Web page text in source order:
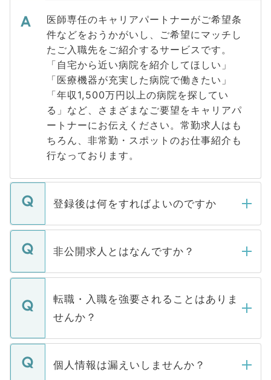
医師専任のキャリアパートナーがご希望条
件などをおうかがいし、ご希望にマッチし
たご入職先をご紹介するサービスです。
「自宅から近い病院を紹介してほしい」
「医療機器が充実した病院で働きたい」
「年収1,500万円以上の病院を探してい
る」など、さまざまなご要望をキャリアパ
ートナーにお伝えください。常勤求人はも
ちろん、非常勤・スポットのお仕事紹介も
行なっております。
登録後は何をすればよいのですか
ご登録いただきましたら、弊社担当者がご
登録内容を確認し、その後メールもしくは
ます。通常、5営業日以内にはご連絡をせて
いただきますので、しばらくお待ちくださ
非公開求人とはなんですか？
マイナビDOCTORで取り扱っている求人の
うち約3割は、Webサイトからご覧いただ
けない「非公開求人」です。非公開求人は
下記の理由によって、一般には公開してい
ません。
■応募殺到を避けるため 人気のある医療機
転職・入職を強要されることはありま
せんか？
転職・入職を強要することは一切ありませ
ん。また、仮に応募先から内定をいただい
個人情報は漏えいしませんか？